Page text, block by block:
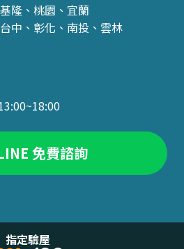
隆、桃園、宜蘭
中、彰化、南投、雲林
免費諮詢
指定驗屋